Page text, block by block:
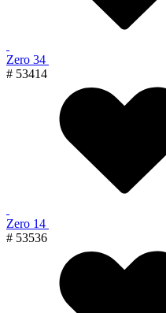
Zero 34
# 53414
Zero 14
# 53536